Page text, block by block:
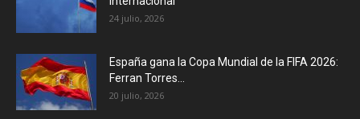
24 julio, 2026
España gana la Copa Mundial de la FIFA 2026:
Ferran Torres...
20 julio, 2026